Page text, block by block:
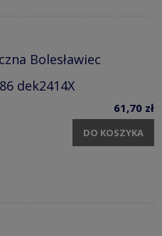
Bolesławiec
dek2414X
61,70 zł
DO KOSZYKA